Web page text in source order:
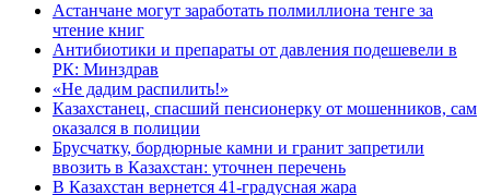
Астанчане могут заработать полмиллиона тенге за
чтение книг
Антибиотики и препараты от давления подешевели в
РК: Минздрав
«Не дадим распилить!»
Казахстанец, спасший пенсионерку от мошенников, сам
оказался в полиции
Брусчатку, бордюрные камни и гранит запретили
ввозить в Казахстан: уточнен перечень
В Казахстан вернется 41-градусная жара